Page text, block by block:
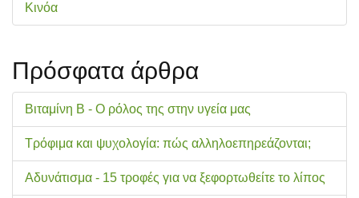
Κινόα
Πρόσφατα άρθρα
Βιταμίνη Β - Ο ρόλος της στην υγεία μας
Τρόφιμα και ψυχολογία: πώς αλληλοεπηρεάζονται;
Αδυνάτισμα - 15 τροφές για να ξεφορτωθείτε το λίπος